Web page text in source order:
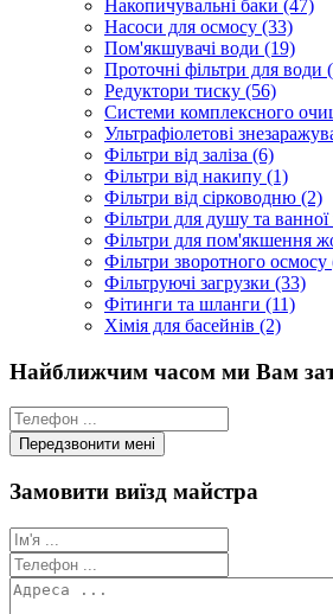
Накопичувальні баки (47)
Насоси для осмосу (33)
Пом'якшувачі води (19)
Проточні фільтри для води
Редуктори тиску (56)
Системи комплексного
Ультрафіолетові
Фільтри від заліза (6)
Фільтри від накипу (1)
Фільтри від сірководню (2)
Фільтри для душу та
Фільтри для пом'якшення
Фільтри зворотного осмосу
Фільтруючі загрузки (33)
Фітинги та шланги (11)
Хімія для басейнів (2)
Найближчим часом ми Вам
Замовити виїзд майстра